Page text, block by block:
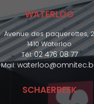
WATERLOO
Avenue des paquerettes, 2
1410 Waterloo
Tél:02 476 08 77
Mail:
SCHAERBEEK